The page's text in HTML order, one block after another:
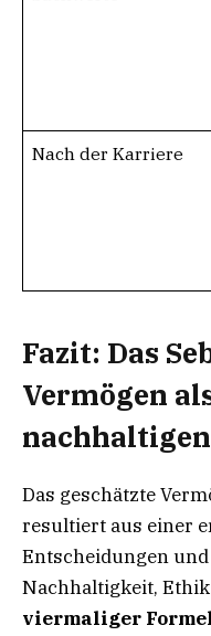
Nach der Karriere
Fazit: Das
Vermögen
Das geschätzte
resultiert aus einer
Entscheidungen
Nachhaltigkeit,
viermaliger